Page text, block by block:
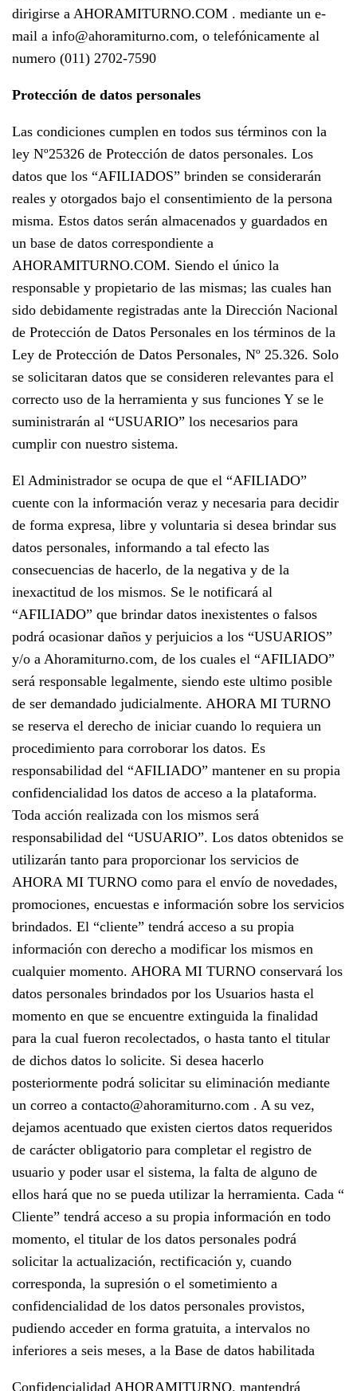
dirigirse a AHORAMITURNO.COM . mediante un e-
mail a info@ahoramiturno.com, o telefónicamente al
numero (011) 2702-7590
Protección de datos personales
Las condiciones cumplen en todos sus términos con la
ley Nº25326 de Protección de datos personales. Los
datos que los “AFILIADOS” brinden se considerarán
reales y otorgados bajo el consentimiento de la persona
misma. Estos datos serán almacenados y guardados en
un base de datos correspondiente a
AHORAMITURNO.COM. Siendo el único la
responsable y propietario de las mismas; las cuales han
sido debidamente registradas ante la Dirección Nacional
de Protección de Datos Personales en los términos de la
Ley de Protección de Datos Personales, Nº 25.326. Solo
se solicitaran datos que se consideren relevantes para el
correcto uso de la herramienta y sus funciones Y se le
suministrarán al “USUARIO” los necesarios para
cumplir con nuestro sistema.
El Administrador se ocupa de que el “AFILIADO”
cuente con la información veraz y necesaria para decidir
de forma expresa, libre y voluntaria si desea brindar sus
datos personales, informando a tal efecto las
consecuencias de hacerlo, de la negativa y de la
inexactitud de los mismos. Se le notificará al
“AFILIADO” que brindar datos inexistentes o falsos
podrá ocasionar daños y perjuicios a los “USUARIOS”
y/o a Ahoramiturno.com, de los cuales el “AFILIADO”
será responsable legalmente, siendo este ultimo posible
de ser demandado judicialmente. AHORA MI TURNO
se reserva el derecho de iniciar cuando lo requiera un
procedimiento para corroborar los datos. Es
responsabilidad del “AFILIADO” mantener en su propia
confidencialidad los datos de acceso a la plataforma.
Toda acción realizada con los mismos será
responsabilidad del “USUARIO”. Los datos obtenidos se
utilizarán tanto para proporcionar los servicios de
AHORA MI TURNO como para el envío de novedades,
promociones, encuestas e información sobre los servicios
brindados. El “cliente” tendrá acceso a su propia
información con derecho a modificar los mismos en
cualquier momento. AHORA MI TURNO conservará los
datos personales brindados por los Usuarios hasta el
momento en que se encuentre extinguida la finalidad
para la cual fueron recolectados, o hasta tanto el titular
de dichos datos lo solicite. Si desea hacerlo
posteriormente podrá solicitar su eliminación mediante
un correo a contacto@ahoramiturno.com . A su vez,
dejamos acentuado que existen ciertos datos requeridos
de carácter obligatorio para completar el registro de
usuario y poder usar el sistema, la falta de alguno de
ellos hará que no se pueda utilizar la herramienta. Cada “
Cliente” tendrá acceso a su propia información en todo
momento, el titular de los datos personales podrá
solicitar la actualización, rectificación y, cuando
corresponda, la supresión o el sometimiento a
confidencialidad de los datos personales provistos,
pudiendo acceder en forma gratuita, a intervalos no
inferiores a seis meses, a la Base de datos habilitada
Confidencialidad AHORAMITURNO. mantendrá